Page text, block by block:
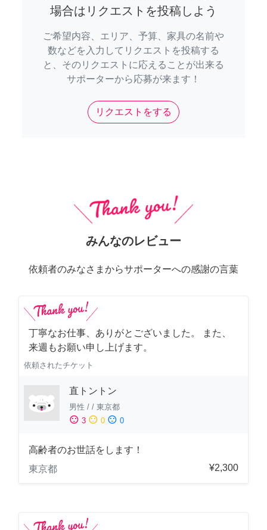
場合はリクエストを投稿しよう
ご希望内容、エリア、予算、家具の名前や
数などを入力してリクエストを投稿する
と、そのリクエストに応えることが出来る
サポーターから応募が来ます！
リクエストをする
みんなのレビュー
依頼者のみなさまからサポーターへの感謝の言葉
丁寧なお仕事、ありがとございました。 また、
来週もお願い申し上げます。
依頼されたチケット
直トントン
男性 / / 東京都
sentiment_satisfied 3 sentiment_neutral 0 sentiment_dissatisfied 0
高齢者のお世話をします！
東京都
¥2,300